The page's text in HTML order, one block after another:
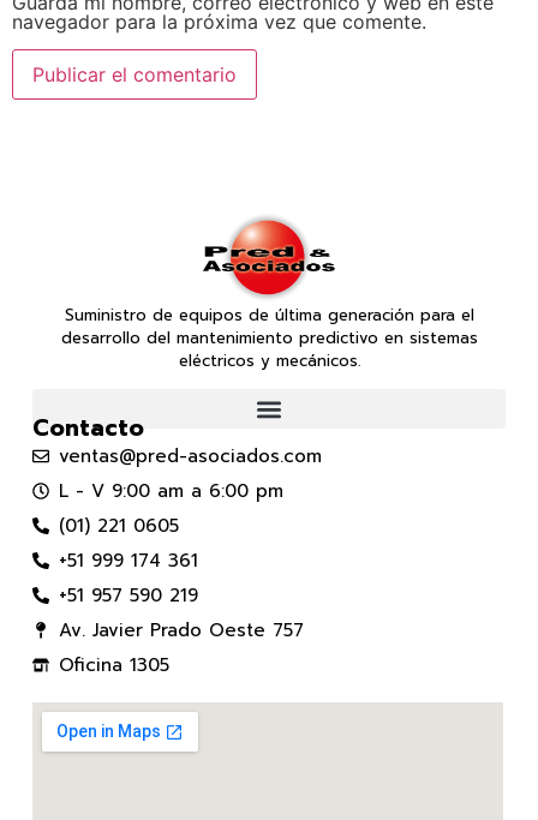
navegador para la próxima vez que comente.
Suministro de equipos de última generación para el
desarrollo del mantenimiento predictivo en sistemas
eléctricos y mecánicos.
Contacto
ventas@pred-asociados.com
L - V 9:00 am a 6:00 pm
(01) 221 0605
+51 999 174 361
+51 957 590 219
Av. Javier Prado Oeste 757
Oficina 1305